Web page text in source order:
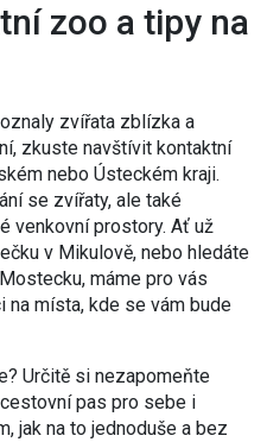
zoo a tipy na
zvířata zblízka a
zkuste navštívit kontaktní
nebo Ústeckém kraji.
se zvířaty, ale také
venkovní prostory. Ať už
v Mikulově, nebo hledáte
máme pro vás
místa, kde se vám bude
Určitě si nezapomeňte
pas pro sebe i
jak na to jednoduše a bez